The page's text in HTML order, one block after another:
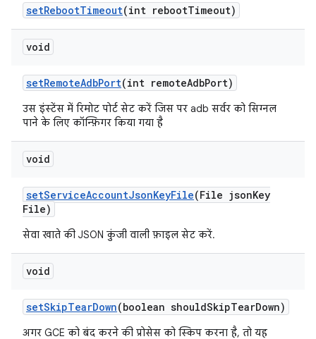
setRebootTimeout(int rebootTimeout)
void
setRemoteAdbPort(int remoteAdbPort)
उस इंस्टेंस में रिमोट पोर्ट सेट करें जिस पर adb सर्वर को सिग्नल
पाने के लिए कॉन्फ़िगर किया गया है
void
setServiceAccountJsonKeyFile(File jsonKey
File)
सेवा खाते की JSON कुंजी वाली फ़ाइल सेट करें.
void
setSkipTearDown(boolean shouldSkipTearDown)
अगर GCE को बंद करने की प्रोसेस को स्किप करना है, तो यह